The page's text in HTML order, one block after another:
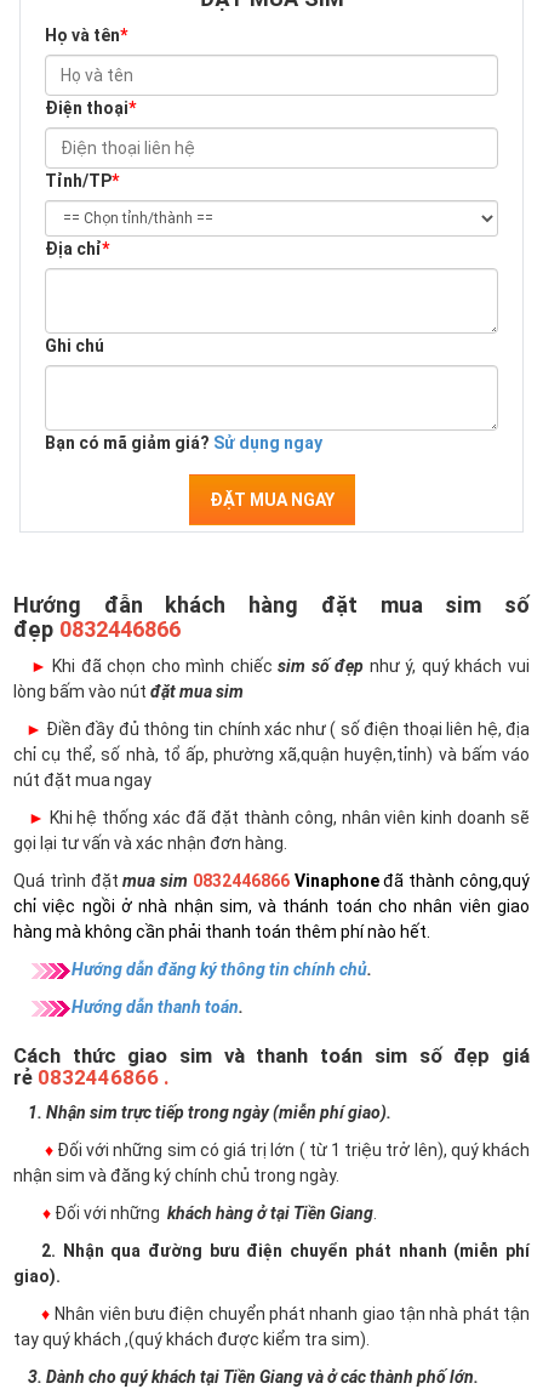
Họ và tên*
Điện thoại*
Tỉnh/TP*
Địa chỉ*
Ghi chú
Bạn có mã giảm giá? Sử dụng ngay
ĐẶT MUA NGAY
Hướng đẫn khách hàng đặt mua sim số
đẹp 0832446866
► Khi đã chọn cho mình chiếcsim số đẹp như ý, quý khách vui
lòng bấm vào nút đặt mua sim
► Điền đầy đủ thông tin chính xác như ( số điện thoại liên hệ, địa
chỉ cụ thể, số nhà, tổ ấp, phường xã,quận huyện,tỉnh) và bấm váo
nút đặt mua ngay
► Khi hệ thống xác đã đặt thành công, nhân viên kinh doanh sẽ
gọi lại tư vấn và xác nhận đơn hàng.
Quá trình đặtmua sim 0832446866 Vinaphoneđã thành công,quý
chỉ việc ngồi ở nhà nhận sim, và thánh toán cho nhân viên giao
hàng mà không cần phải thanh toán thêm phí nào hết.
Hướng dẫn đăng ký thông tin chính chủ.
Hướng dẫn thanh toán.
Cách thức giao sim và thanh toán sim số đẹp giá
rẻ 0832446866 .
1. Nhận sim trực tiếp trong ngày (miễn phí giao).
♦ Đối với những sim có giá trị lớn ( từ 1 triệu trở lên), quý khách
nhận sim và đăng ký chính chủ trong ngày.
♦ Đối với những khách hàng ở tại Tiền Giang
2. Nhận qua đường bưu điện chuyển phát nhanh (miễn phí
giao).
♦ Nhân viên bưu điện chuyển phát nhanh giao tận nhà phát tận
tay quý khách ,(quý khách được kiểm tra sim).
3. Dành cho quý khách tại Tiền Giang và ở các thành phố lớn.